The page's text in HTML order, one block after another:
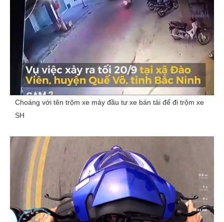
Choáng với tên trộm xe máy đầu tư xe bán tải để đi trộm xe
SH